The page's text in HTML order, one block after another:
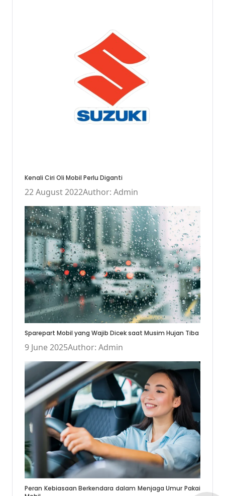
Kenali Ciri Oli Mobil Perlu Diganti
22 August 2022Author: Admin
Sparepart Mobil yang Wajib Dicek saat Musim Hujan Tiba
9 June 2025Author: Admin
Peran Kebiasaan Berkendara dalam Menjaga Umur Pakai